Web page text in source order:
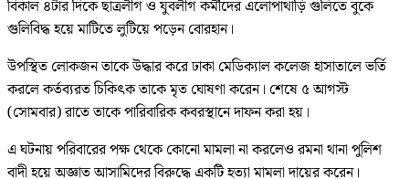
বিকাল ৪টার দিকে ছাত্রলীগ ও যুবলীগ কর্মীদের এলোপাথাড়ি গুলিতে বুকে
গুলিবিদ্ধ হয়ে মাটিতে লুটিয়ে পড়েন বোরহান।
উপস্থিত লোকজন তাকে উদ্ধার করে ঢাকা মেডিক্যাল কলেজ হাসাতালে ভর্তি
করলে কর্তব্যরত চিকিৎক তাকে মৃত ঘোষণা করেন। শেষে ৫ আগস্ট
(সোমবার) রাতে তাকে পারিবারিক কবরস্থানে দাফন করা হয়।
এ ঘটনায় পরিবারের পক্ষ থেকে কোনো মামলা না করলেও রমনা থানা পুলিশ
বাদী হয়ে অজ্ঞাত আসামিদের বিরুদ্ধে একটি হত্যা মামলা দায়ের করেন।